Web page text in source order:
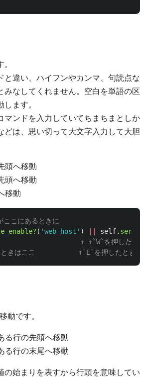
と違い、ハイフンやカンマ、句読点な
みなしてくれません。空白を単語の区
ます。
マンドを入力していてちまちまとしか
どは、思い切って大文字入力して大胆
頭へ移動
頭へ移動
移動
こにあるときに
( 'web_host' ) self.
↑ ↑`W`を押したとき
きはここ         　↑`E`を押したときは
動です。
る行の先頭へ移動
る行の末尾へ移動
の始まりを表すから行頭を意味してい